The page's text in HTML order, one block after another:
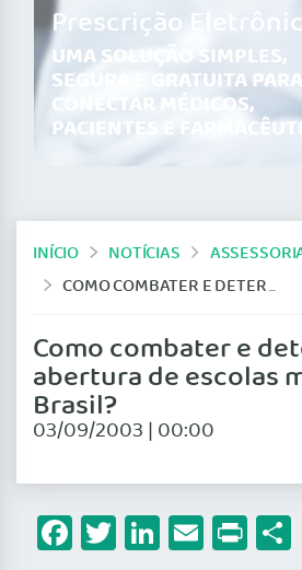
Prescrição
UMA SOLUÇÃO SIMPLES,
SEGURA E GRATUITA PARA
CONECTAR MÉDICOS,
PACIENTES E
INÍCIO NOTÍCIAS
COMO COMBATER E DETER A ABERTURA DE ESCOLAS MÉDICAS NO BRASIL?
Como combater e
abertura de escolas
Brasil?
03/09/2003 | 00:00
Facebook
Twitter
LinkedIn
Email
Print